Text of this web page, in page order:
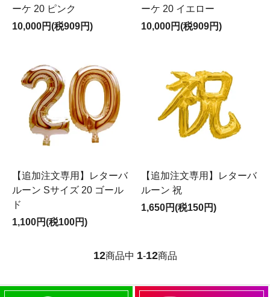
ーケ 20 ピンク
10,000円(税909円)
ーケ 20 イエロー
10,000円(税909円)
【追加注文専用】レターバ
ルーン Sサイズ 20 ゴール
ド
1,100円(税100円)
【追加注文専用】レターバ
ルーン 祝
1,650円(税150円)
12商品中 1-12商品